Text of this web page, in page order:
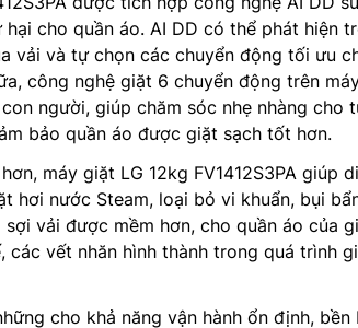
hại cho quần áo. AI DD có thể phát hiện
vải và tự chọn các chuyển động tối ưu
công nghệ giặt 6 chuyển động trên
người, giúp chăm sóc nhẹ nhàng cho
bảo quần áo được giặt sạch tốt hơn.
máy giặt LG 12kg FV1412S3PA giúp
hơi nước Steam, loại bỏ vi khuẩn, bụi
sợi vải được mềm hơn, cho quần áo của
các vết nhăn hình thành trong quá trình
cho khả năng vận hành ổn định,